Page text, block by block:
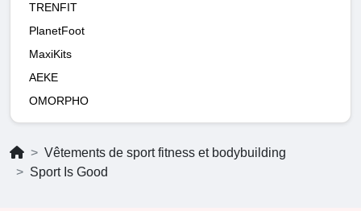
TRENFIT
PlanetFoot
MaxiKits
AEKE
OMORPHO
Vêtements de sport fitness et bodybuilding
Sport Is Good